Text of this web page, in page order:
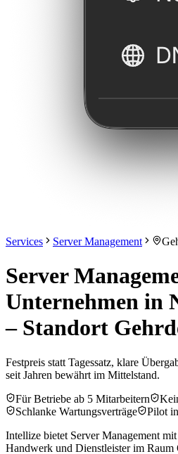
Services Server Management
Server
Unternehmen in
– Standort
Festpreis statt Tagessatz, klare
seit Jahren bewährt im Mittelstand.
Für Betriebe ab 5 Mitarbeitern
Schlanke Wartungsverträge
Pilot
Intellize bietet Server Management
Handwerk und Dienstleister im Raum